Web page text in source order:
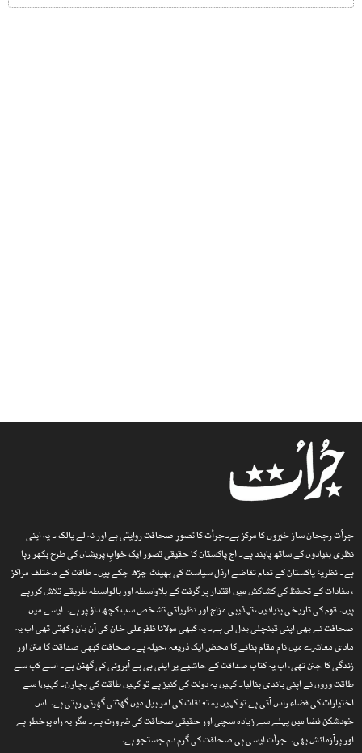
جرأت رجحان ساز خبروں کا مرکز ہے۔جرأت کا تصورِ صحافت روایتی ہے اور نہ لے پالک ۔ یہ اپنی
نظری بنیادوں کے ساتھ پابند ہے۔ آج پاکستان کا حقیقی تصور ایک خوابِ پریشاں کی طرح بکھر رہا
ہے۔ نظریۂ پاکستان کے تمام تقاضے ارذل سیاست کی بھینٹ چڑھ چکے ہیں۔ طاقت کے مختلف مراکز
، مفادات کے تحفظ کی کشاکش میں اقتدار پر گرفت کے بلاواسطہ اور بالواسطہ طریقے تلاش کررہے
ہیں۔قوم کی تاریخی بنیادیں، تہذیبی مزاج اور نظریاتی تشخص سب کچھ داؤ پر ہے۔ ایسے میں
صحافت نے بھی اپنی قینچلی بدل لی ہے۔ یہ کبھی مولانا ظفرعلی خان کی آن بان رکھتی تھی اب یہ
مادی معاشرے میں نام مقام بنانے کا محض ایک ذریعہ ،حیلہ ہے۔صحافت کبھی صداقت کا متن اور
زندگی کا جتن تھی، اب یہ کتاب صداقت کے حاشیے پر اپنی ہی بے آبروئی کی گھٹن ہے۔ اسے کب سے
طاقت وروں نے اپنی باندی بنالیا۔ کہیں یہ دولت کی کنیز ہے تو کہیں طاقت کی پچارن۔ کہیںا سے
اختیارات کی فضاء راس آتی ہے تو کہیں یہ تعلقات کی امر بیل میں گھٹتی گھِرتی رہتی ہے۔ اس
خودشکن فضا میں پہلے سے زیادہ سچی اور حقیقی صحافت کی ضرورت ہے۔ مگر یہ راہ پرخطر ہے
اور پرآزمائش بھی۔ جرأت ایسی ہی صحافت کی گرم دم جستجو ہے۔